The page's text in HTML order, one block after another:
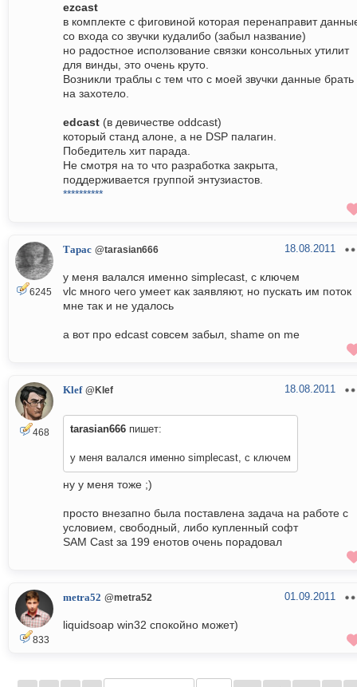
ezcast
в комплекте с фиговиной которая перенаправит
со входа со звучки кудалибо (забыл название)
но радостное исползование связки консольных утилит
для винды, это очень круто.
Возникли траблы с тем что с моей звучки данные брать
на захотело.
edcast (в девичестве oddcast)
который станд алоне, а не DSP палагин.
Победитель хит парада.
Не смотря на то что разработка закрыта,
поддерживается группой энтузиастов.
**********
6245
Тарас @tarasian666 18.08.2011
у меня валался именно simplecast, с ключем
vlc много чего умеет как заявляют, но пускать им поток
мне так и не удалось
а вот про edcast совсем забыл, shame on me
468
Klef @Klef 18.08.2011
tarasian666 пишет:
у меня валался именно simplecast, с ключем
ну у меня тоже ;)
просто внезапно была поставлена задача на работе с
условием, свободный, либо купленный софт
SAM Cast за 199 енотов очень порадовал
833
metra52 @metra52 01.09.2011
liquidsoap win32 спокойно может)